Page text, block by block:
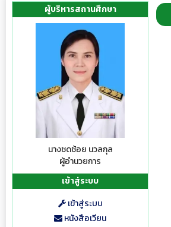
ผู้บริหารสถานศึกษา
นางชดช้อย นวลกุล
ผู้อำนวยการ
เข้าสู่ระบบ
เข้าสู่ระบบ
หนังสือเวียน